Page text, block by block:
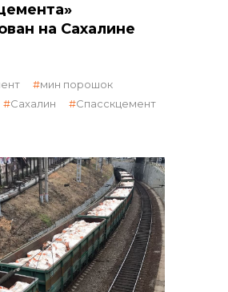
закупки
неликвидов
отдела закупок
на Сахалине
мин порошок
Сахалин Спасскцемент